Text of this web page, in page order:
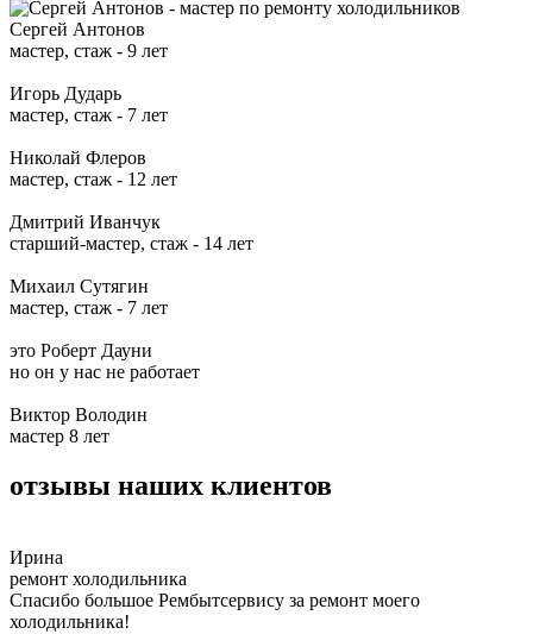
Сергей Антонов
мастер, стаж - 9 лет
Игорь Дударь
мастер, стаж - 7 лет
Николай Флеров
мастер, стаж - 12 лет
Дмитрий Иванчук
старший-мастер, стаж - 14 лет
Михаил Сутягин
мастер, стаж - 7 лет
это Роберт Дауни
но он у нас не работает
Виктор Володин
мастер 8 лет
отзывы наших клиентов
Ирина
ремонт холодильника
Спасибо большое Рембытсервису за ремонт моего
холодильника!